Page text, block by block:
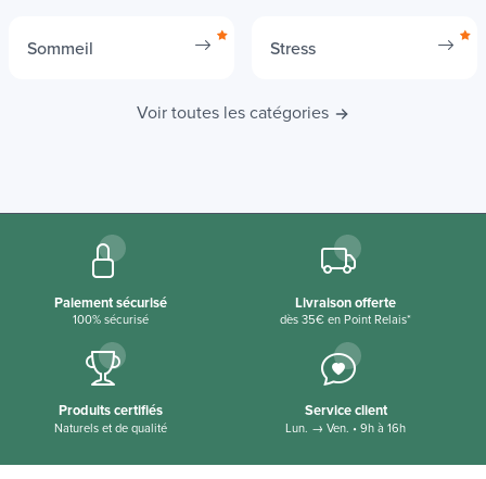
Sommeil Stress
Voir toutes les catégories
Paiement sécurisé
100% sécurisé
Livraison offerte
dès 35€ en Point Relais*
Produits certifiés
Naturels et de qualité
Service client
Lun. → Ven. • 9h à 16h